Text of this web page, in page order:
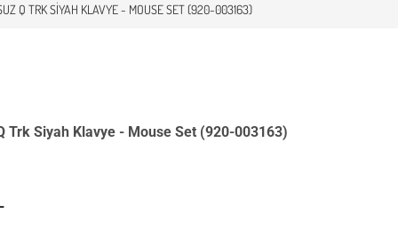
Q TRK SIYAH KLAVYE - MOUSE SET (920-003163)
Trk Siyah Klavye - Mouse Set (920-003163)